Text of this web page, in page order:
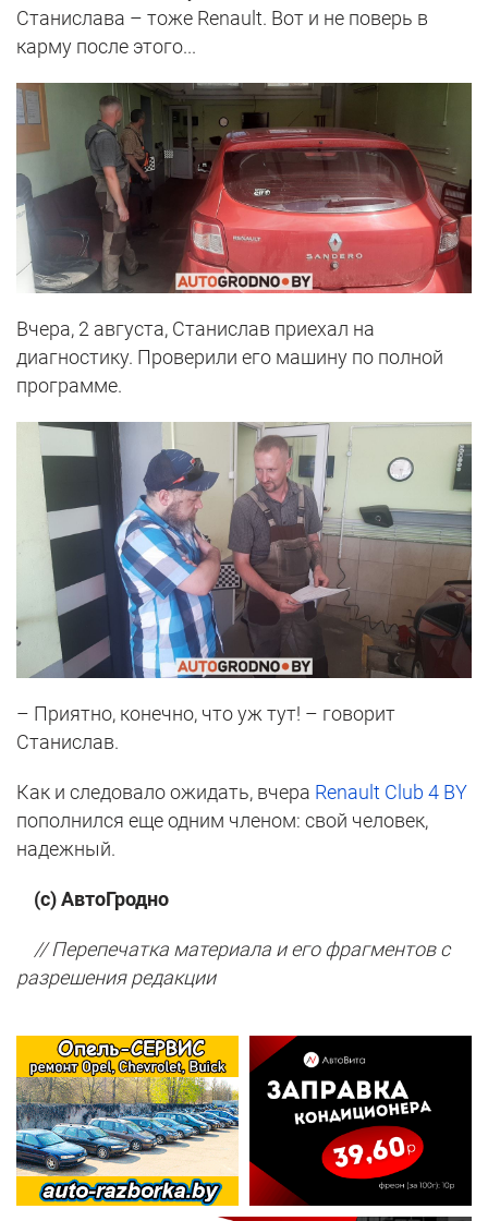
Станислава – тоже Renault. Вот и не поверь в
карму после этого...
Вчера, 2 августа, Станислав приехал на
диагностику. Проверили его машину по полной
программе.
– Приятно, конечно, что уж тут! – говорит
Станислав.
Как и следовало ожидать, вчера Renault Club 4 BY
пополнился еще одним членом: свой человек,
надежный.
(с) АвтоГродно
// Перепечатка материала и его фрагментов с
разрешения редакции